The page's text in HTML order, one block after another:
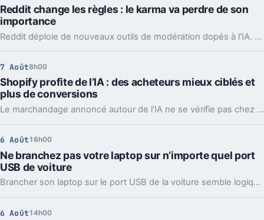
Reddit change les règles : le karma va perdre de son
importance
Reddit déploie de nouveaux outils de modération dopés à l’IA. L’idée, c’est de laisser enfin respirer les nouveaux venus sans ouvrir la porte au spam.
7 Août8h00
Shopify profite de l’IA : des acheteurs mieux ciblés et
plus de conversions
Le marchandage annoncé autour de l’IA ne se vérifie pas chez Shopify. La plateforme dit voir tripler le trafic et les commandes venus des assistants.
6 Août 16h00
Ne branchez pas votre laptop sur n’importe quel port
USB de voiture
Brancher son laptop sur le port USB de la voiture semble logique. En pratique, la puissance manque souvent, sauf rares exceptions bien identifiées.
6 Août 14h00